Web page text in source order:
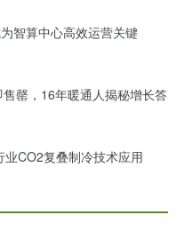
智算中心高效运营关键
罄，16年暖通人揭秘增长答
CO2复叠制冷技术应用